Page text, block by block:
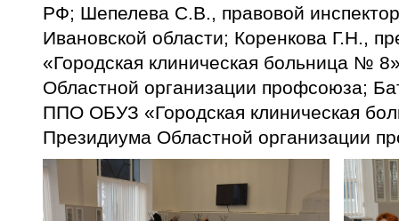
РФ; Шепелева С.В., правовой
Ивановской области; Коренкова Г.Н.,
«Городская клиническая больница №
Областной организации профсоюза;
ППО ОБУЗ «Городская клиническая
Президиума Областной организации